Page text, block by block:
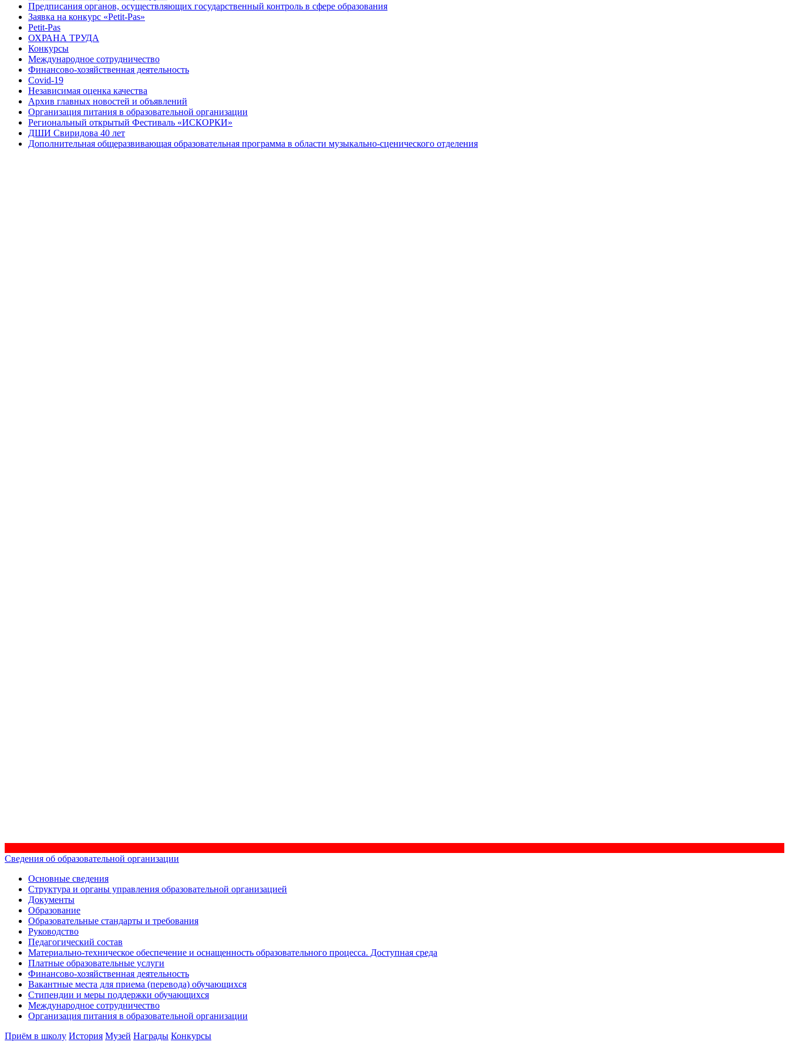
Предписания органов, осуществляющих государственный контроль в сфере образования
Заявка на конкурс «Petit-Pas»
Petit-Pas
ОХРАНА ТРУДА
Конкурсы
Международное сотрудничество
Финансово-хозяйственная деятельность
Covid-19
Независимая оценка качества
Архив главных новостей и объявлений
Организация питания в образовательной организации
Региональный открытый Фестиваль «ИСКОРКИ»
ДШИ Свиридова 40 лет
Дополнительная общеразвивающая образовательная программа в области музыкально-сценического отделения
Сведения об образовательной организации
Основные сведения
Структура и органы управления образовательной организацией
Документы
Образование
Образовательные стандарты и требования
Руководство
Педагогический состав
Материально-техническое обеспечение и оснащенность образовательного процесса. Доступная среда
Платные образовательные услуги
Финансово-хозяйственная деятельность
Вакантные места для приема (перевода) обучающихся
Стипендии и меры поддержки обучающихся
Международное сотрудничество
Организация питания в образовательной организации
Приём в школу История Музей Награды Конкурсы